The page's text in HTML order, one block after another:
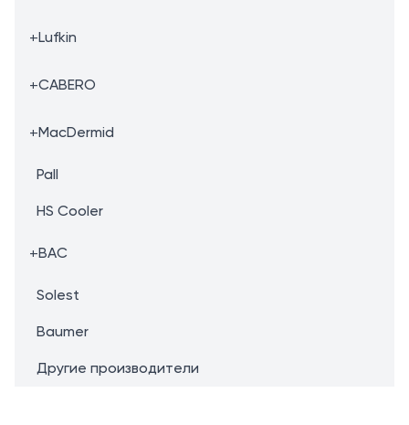
+Lufkin
+CABERO
+MacDermid
Pall
HS Cooler
+BAC
Solest
Baumer
Другие производители